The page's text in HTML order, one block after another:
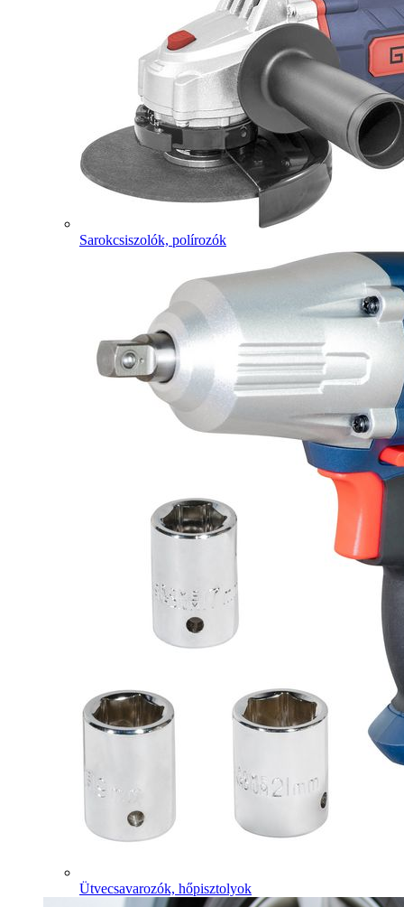
Sarokcsiszolók, polírozók
Ütvecsavarozók, hőpisztolyok